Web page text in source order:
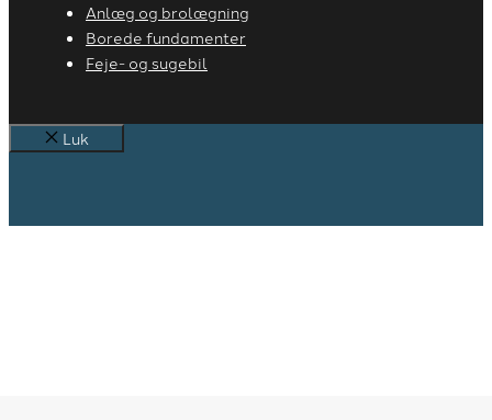
Anlæg og brolægning
Borede fundamenter
Feje- og sugebil
Luk